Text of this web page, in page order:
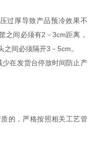
过厚导致产品预冷效果不
之间必须有2－3cm距离，
间必须隔开3－5cm。
在发货台停放时间防止产
的，严格按照相关工艺管